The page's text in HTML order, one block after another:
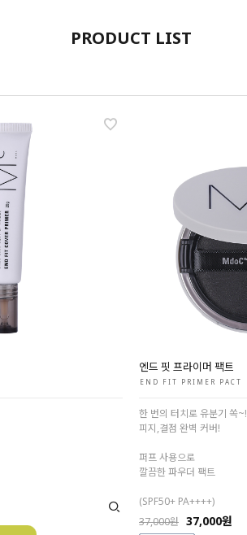
PRODUCT LIST
엔드 핏 프라이머 팩트
END FIT PRIMER PACT
한 번의 터치로 유분기 쏙~!
피지,결점 완벽 커버!
퍼프 사용으로
깔끔한 파우더 팩트
(SPF50+ PA++++)
37,000원 37,000원